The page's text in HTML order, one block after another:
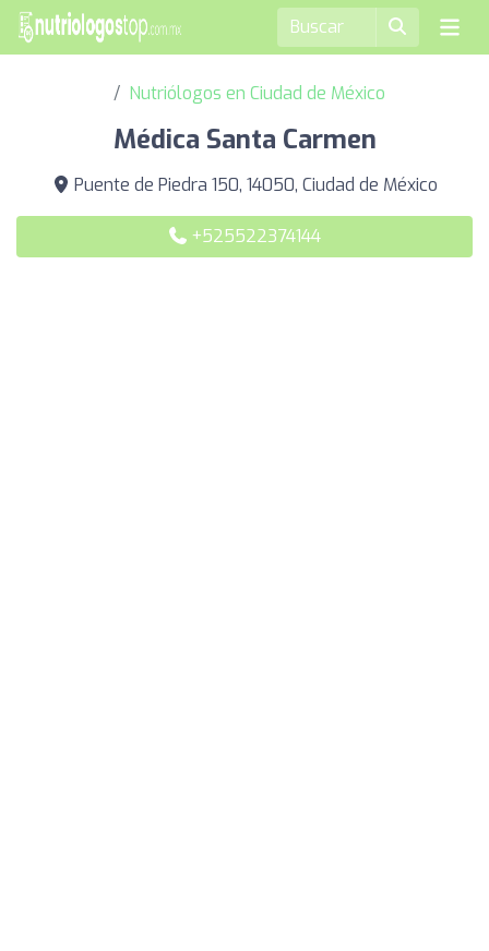
Nutriólogos en Ciudad de México
Médica Santa Carmen
Puente de Piedra 150, 14050, Ciudad de México
+525522374144